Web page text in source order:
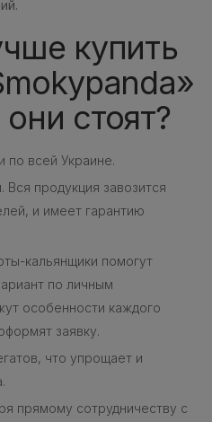
купить
стоят?
по всей Украине.
продукция завозится
и имеет гарантию
кальянщики помогут
по личным
особенности каждого
заявку.
что упрощает и
прямому сотрудничеству с